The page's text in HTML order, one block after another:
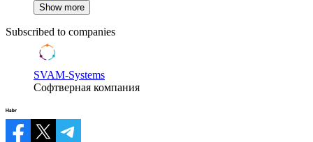
Show more
Subscribed to companies
SVAM-Systems
Софтверная компания